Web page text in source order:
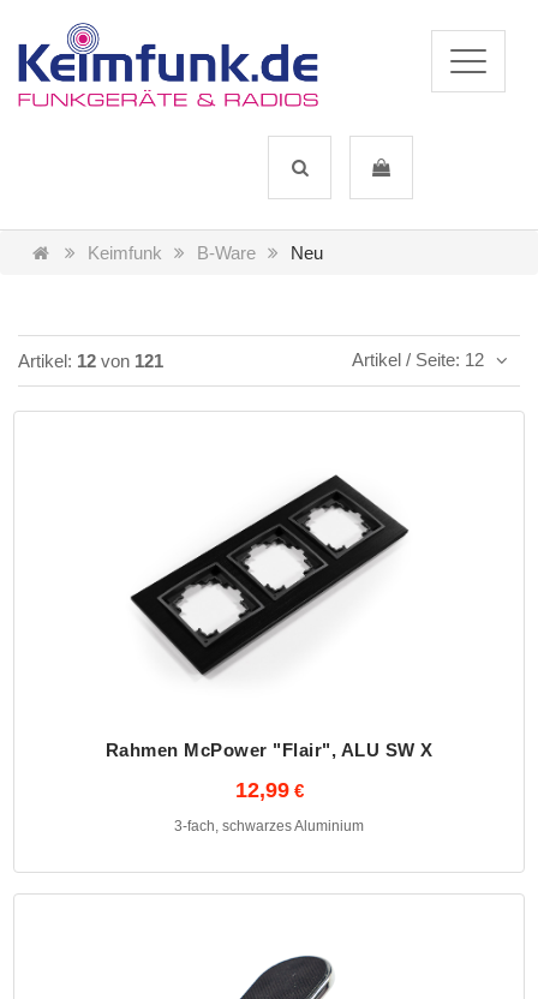
Keimfunk B-Ware Neu
Artikel: 12 von 121 Artikel / Seite: 12
Rahmen McPower "Flair", ALU SW X
12,99
3-fach, schwarzes Aluminium